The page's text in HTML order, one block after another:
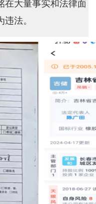
在大量事实和法律面
法。